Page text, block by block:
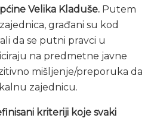
Velika Kladuše. Putem
građani su kod
da se putni pravci u
na predmetne javne
mišljenje/preporuka da
zajednicu.
kriteriji koje svaki